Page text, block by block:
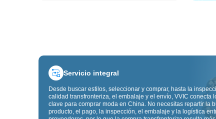
Servicio integral
Desde buscar estilos, seleccionar y comprar, hasta la
calidad transfronteriza, el embalaje y el envío, VVIC conecta
clave para comprar moda en China. No necesitas repartir la
producto, el pago, la inspección, el embalaje y la logística